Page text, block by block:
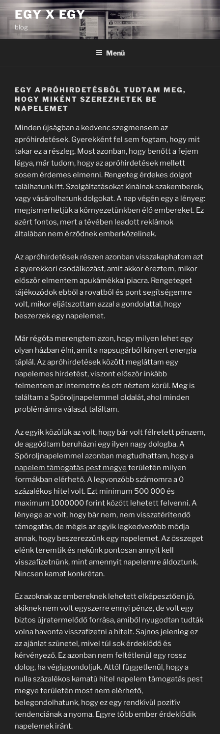
Tartalomhoz
EGY X EGY
blog
Menü
EGY APRÓHIRDETÉSBŐL TUDTAM MEG,
HOGY MIKÉNT SZEREZHETEK BE
NAPELEMET
Minden újságban a kedvenc szegmensem az
apróhirdetések. Gyerekként fel sem fogtam, hogy mit
takar ez a részleg. Most azonban, hogy benőtt a fejem
lágya, már tudom, hogy az apróhirdetések mellett
sosem érdemes elmenni. Rengeteg érdekes dolgot
találhatunk itt. Szolgáltatásokat kínálnak szakemberek,
vagy vásárolhatunk dolgokat. A nap végén egy a lényeg:
megismerhetjük a környezetünkben élő embereket. Ez
azért fontos, mert a tévében leadott reklámok
általában nem érződnek emberközelinek.
Az apróhirdetések részen azonban visszakaphatom azt
a gyerekkori csodálkozást, amit akkor éreztem, mikor
először elmentem apukámékkal piacra. Rengeteget
tájékozódok ebből a rovatból és pont segítségemre
volt, mikor eljátszottam azzal a gondolattal, hogy
beszerzek egy napelemet.
Már régóta merengtem azon, hogy milyen lehet egy
olyan házban élni, amit a napsugárból kinyert energia
táplál. Az apróhirdetések között megláttam egy
napelemes hirdetést, viszont először inkább
felmentem az internetre és ott néztem körül. Meg is
találtam a Spóroljnapelemmel oldalát, ahol minden
problémámra választ találtam.
Az egyik közülük az volt, hogy bár volt félretett pénzem,
de aggódtam beruházni egy ilyen nagy dologba. A
Spóroljnapelemmel azonban megtudhattam, hogy a
napelem támogatás pest megye területén milyen
formákban elérhető. A legvonzóbb számomra a 0
százalékos hitel volt. Ezt minimum 500 000 és
maximum 1000000 forint között lehetett felvenni. A
lényege az volt, hogy bár nem, nem visszatérítendő
támogatás, de mégis az egyik legkedvezőbb módja
annak, hogy beszerezzünk egy napelemet. Az összeget
elénk teremtik és nekünk pontosan annyit kell
visszafizetnünk, mint amennyit napelemre áldoztunk.
Nincsen kamat konkrétan.
Ez azoknak az embereknek lehetett elképesztően jó,
akiknek nem volt egyszerre ennyi pénze, de volt egy
biztos újratermelődő forrása, amiből nyugodtan tudták
volna havonta visszafizetni a hitelt. Sajnos jelenleg ez
az ajánlat szünetel, mivel túl sok érdeklődő és
kérvényező. Ez azonban nem feltétlenül egy rossz
dolog, ha végiggondoljuk. Attól függetlenül, hogy a
nulla százalékos kamatú hitel napelem támogatás pest
megye területén most nem elérhető,
belegondolhatunk, hogy ez egy rendkívül pozitív
tendenciának a nyoma. Egyre több ember érdeklődik
napelemek iránt.